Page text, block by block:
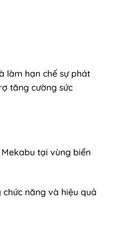
làm hạn chế sự phát
tăng cường sức
tại vùng biển
năng và hiệu quả